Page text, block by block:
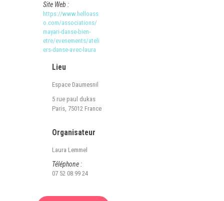
Site Web :
https://www.helloass
o.com/associations/
mayari-danse-bien-
etre/evenements/ateli
ers-danse-avec-laura
Lieu
Espace Daumesnil
5 rue paul dukas
Paris, 75012 France
Organisateur
Laura Lemmel
Téléphone :
07 52 08 99 24